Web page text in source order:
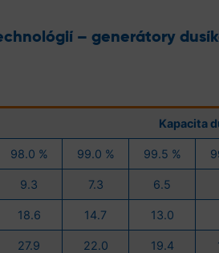
– generátory
Kapacita
98.0 % 99.0 % 99.5 %
9.3 7.3 6.5
18.6 14.7 13.0
27.9 22.0 19.4